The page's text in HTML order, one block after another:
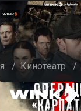
/ Кинотеатр /